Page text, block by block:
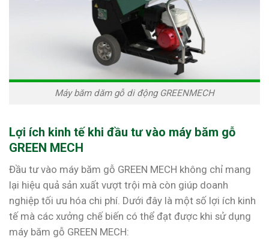
Máy băm dăm gỗ di động GREENMECH
Lợi ích kinh tế khi đầu tư vào máy băm gỗ
GREEN MECH
Đầu tư vào máy băm gỗ GREEN MECH không chỉ mang
lại hiệu quả sản xuất vượt trội mà còn giúp doanh
nghiệp tối ưu hóa chi phí. Dưới đây là một số lợi ích kinh
tế mà các xưởng chế biến có thể đạt được khi sử dụng
máy băm gỗ GREEN MECH: